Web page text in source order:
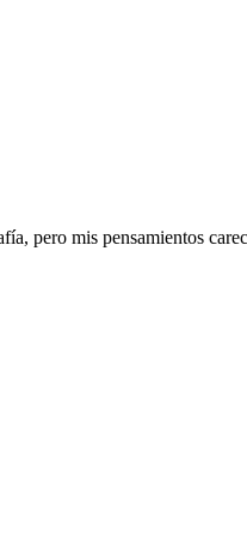
pero mis pensamientos